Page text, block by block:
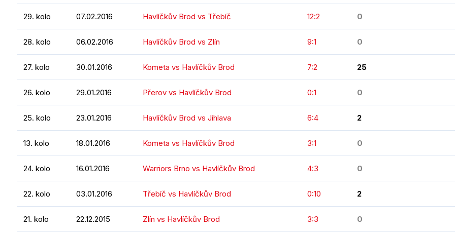
29. kolo 07.02.2016 Havlíčkův Brod vs Třebíč 12:2 0
28. kolo 06.02.2016 Havlíčkův Brod vs Zlín 9:1 0
27. kolo 30.01.2016 Kometa vs Havlíčkův Brod 7:2 25
26. kolo 29.01.2016 Přerov vs Havlíčkův Brod 0:1 0
25. kolo 23.01.2016 Havlíčkův Brod vs Jihlava 6:4 2
13. kolo 18.01.2016 Kometa vs Havlíčkův Brod 3:1 0
24. kolo 16.01.2016 Warriors Brno vs Havlíčkův Brod 4:3 0
22. kolo 03.01.2016 Třebíč vs Havlíčkův Brod 0:10 2
21. kolo 22.12.2015 Zlín vs Havlíčkův Brod 3:3 0